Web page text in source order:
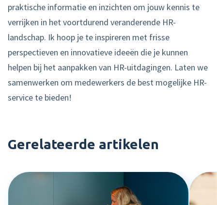
praktische informatie en inzichten om jouw kennis te
verrijken in het voortdurend veranderende HR-
landschap. Ik hoop je te inspireren met frisse
perspectieven en innovatieve ideeën die je kunnen
helpen bij het aanpakken van HR-uitdagingen. Laten we
samenwerken om medewerkers de best mogelijke HR-
service te bieden!
Gerelateerde artikelen